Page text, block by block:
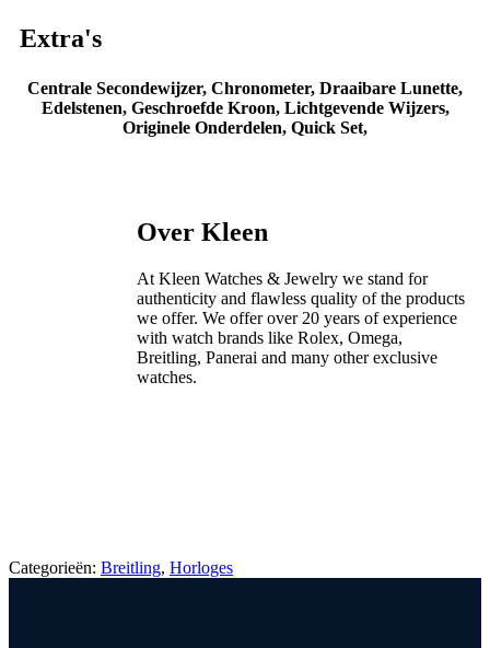
Extra's
Centrale Secondewijzer, Chronometer, Draaibare Lunette,
Edelstenen, Geschroefde Kroon, Lichtgevende Wijzers,
Originele Onderdelen, Quick Set,
Over Kleen
At Kleen Watches & Jewelry we stand for
authenticity and flawless quality of the products
we offer. We offer over 20 years of experience
with watch brands like Rolex, Omega,
Breitling, Panerai and many other exclusive
watches.
Categorieën: Breitling, Horloges